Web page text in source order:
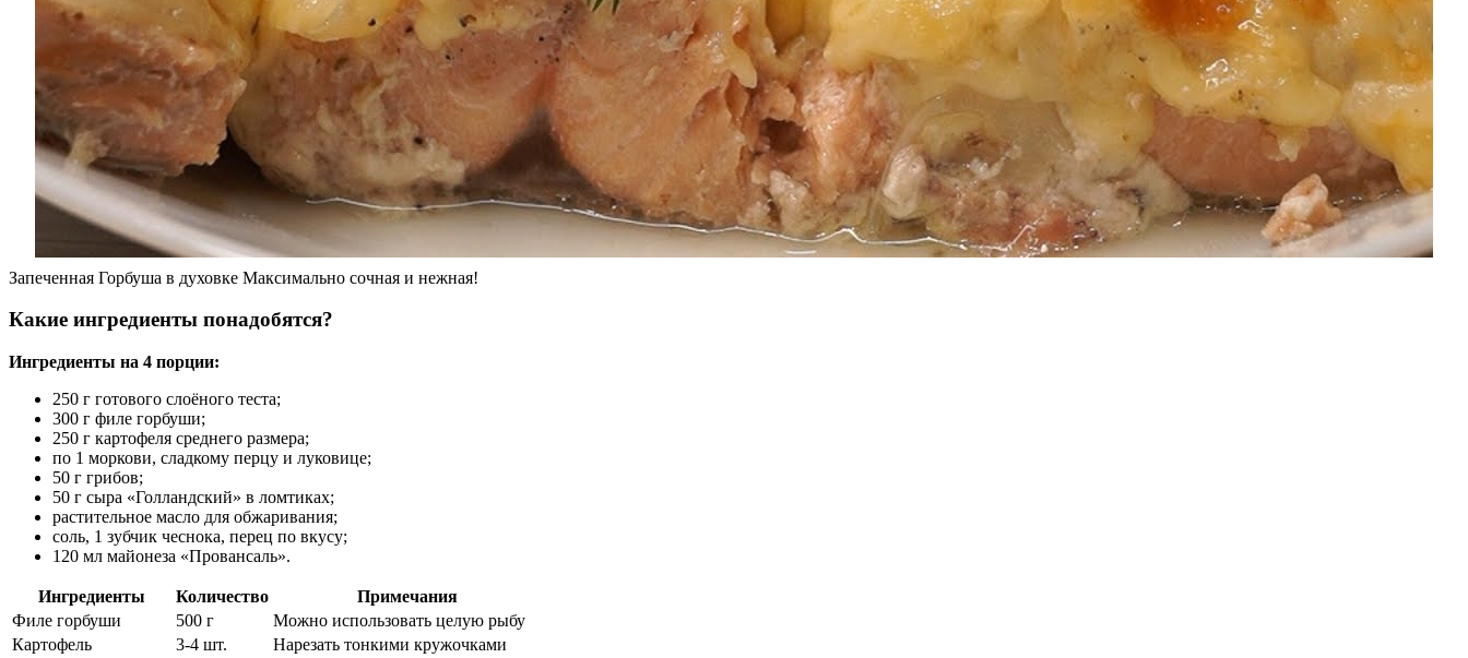
Запеченная Горбуша в духовке Максимально сочная и нежная!
Какие ингредиенты понадобятся?
Ингредиенты на 4 порции:
250 г готового слоёного теста;
300 г филе горбуши;
250 г картофеля среднего размера;
по 1 моркови, сладкому перцу и луковице;
50 г грибов;
50 г сыра «Голландский» в ломтиках;
растительное масло для обжаривания;
соль, 1 зубчик чеснока, перец по вкусу;
120 мл майонеза «Провансаль».
Ингредиенты Количество
Примечания
Филе горбуши
500 г
Можно использовать целую рыбу
Картофель
3-4 шт.
Нарезать тонкими кружочками